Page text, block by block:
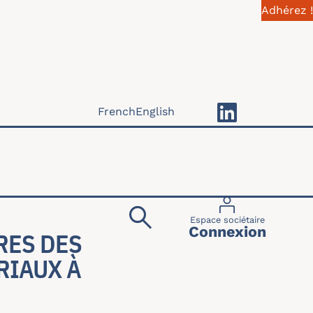
Adhérez !
Menu du
Espace sociétaire
Connexion
FrenchEnglish
DES
À